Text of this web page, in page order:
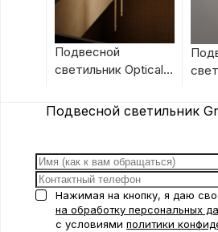
Подвесной
светильник Optical
от Venicem
Подвесной светильник
Нажимая на кнопку, я даю
на обработку персональных
с условиями политики